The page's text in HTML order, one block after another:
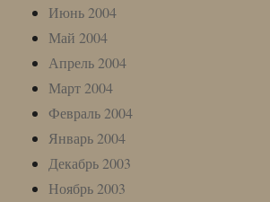
Июнь 2004
Май 2004
Апрель 2004
Март 2004
Февраль 2004
Январь 2004
Декабрь 2003
Ноябрь 2003